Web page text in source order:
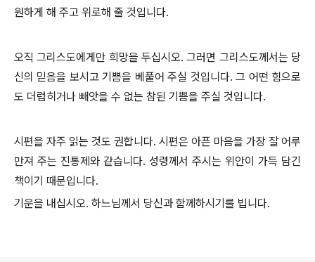
원하게 해 주고 위로해 줄 것입니다.
오직 그리스도에게만 희망을 두십시오. 그러면 그리스도께서는 당
신의 믿음을 보시고 기쁨을 베풀어 주실 것입니다. 그 어떤 힘으로
도 더럽히거나 빼앗을 수 없는 참된 기쁨을 주실 것입니다.
시편을 자주 읽는 것도 권합니다. 시편은 아픈 마음을 가장 잘 어루
만져 주는 진통제와 같습니다. 성령께서 주시는 위안이 가득 담긴
책이기 때문입니다.
기운을 내십시오. 하느님께서 당신과 함께하시기를 빕니다.